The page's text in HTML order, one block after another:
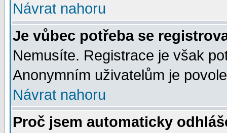
Návrat nahoru
Je vůbec potřeba se
Nemusíte. Registrace je však
Anonymním uživatelům je
Návrat nahoru
Proč jsem automaticky